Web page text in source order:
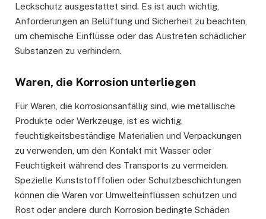
Leckschutz ausgestattet sind. Es ist auch wichtig,
Anforderungen an Belüftung und Sicherheit zu beachten,
um chemische Einflüsse oder das Austreten schädlicher
Substanzen zu verhindern.
Waren, die Korrosion unterliegen
Für Waren, die korrosionsanfällig sind, wie metallische
Produkte oder Werkzeuge, ist es wichtig,
feuchtigkeitsbeständige Materialien und Verpackungen
zu verwenden, um den Kontakt mit Wasser oder
Feuchtigkeit während des Transports zu vermeiden.
Spezielle Kunststofffolien oder Schutzbeschichtungen
können die Waren vor Umwelteinflüssen schützen und
Rost oder andere durch Korrosion bedingte Schäden